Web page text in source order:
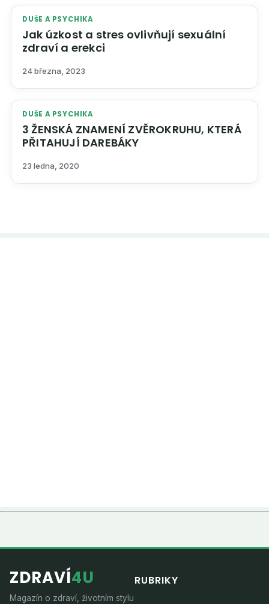
DUŠE A PSYCHIKA
Jak úzkost a stres ovlivňují sexuální
zdraví a erekci
24 března, 2023
DUŠE A PSYCHIKA
3 ŽENSKÁ ZNAMENÍ ZVĚROKRUHU, KTERÁ
PŘITAHUJÍ DAREBÁKY
23 ledna, 2020
ZDRAVÍ4U
Magazín o zdraví, životním stylu
RUBRIKY